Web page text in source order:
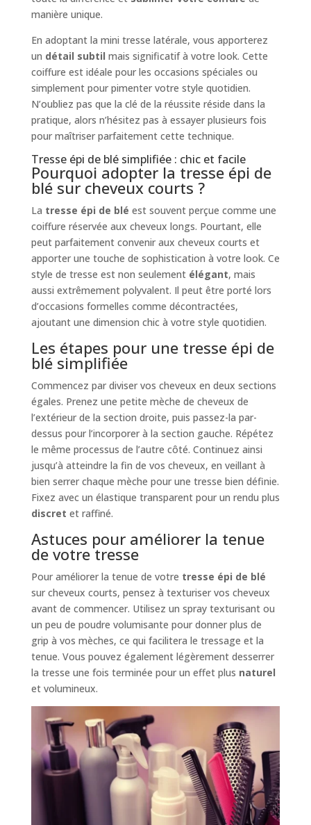
manière unique.
En adoptant la mini tresse latérale, vous apporterez
un détail subtil mais significatif à votre look. Cette
coiffure est idéale pour les occasions spéciales ou
simplement pour pimenter votre style quotidien.
N’oubliez pas que la clé de la réussite réside dans la
pratique, alors n’hésitez pas à essayer plusieurs fois
pour maîtriser parfaitement cette technique.
Tresse épi de blé simplifiée : chic et facile
Pourquoi adopter la tresse épi de
blé sur cheveux courts ?
La tresse épi de blé est souvent perçue comme une
coiffure réservée aux cheveux longs. Pourtant, elle
peut parfaitement convenir aux cheveux courts et
apporter une touche de sophistication à votre look. Ce
style de tresse est non seulement élégant, mais
aussi extrêmement polyvalent. Il peut être porté lors
d’occasions formelles comme décontractées,
ajoutant une dimension chic à votre style quotidien.
Les étapes pour une tresse épi de
blé simplifiée
Commencez par diviser vos cheveux en deux sections
égales. Prenez une petite mèche de cheveux de
l’extérieur de la section droite, puis passez-la par-
dessus pour l’incorporer à la section gauche. Répétez
le même processus de l’autre côté. Continuez ainsi
jusqu’à atteindre la fin de vos cheveux, en veillant à
bien serrer chaque mèche pour une tresse bien définie.
Fixez avec un élastique transparent pour un rendu plus
discret et raffiné.
Astuces pour améliorer la tenue
de votre tresse
Pour améliorer la tenue de votre tresse épi de blé
sur cheveux courts, pensez à texturiser vos cheveux
avant de commencer. Utilisez un spray texturisant ou
un peu de poudre volumisante pour donner plus de
grip à vos mèches, ce qui facilitera le tressage et la
tenue. Vous pouvez également légèrement desserrer
la tresse une fois terminée pour un effet plus naturel
et volumineux.